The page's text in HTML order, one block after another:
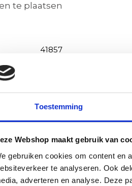
Toestemming
Webshop maakt gebruik van
gebruiken cookies om content en
te analyseren. Ook
adverteren en analyse. Deze
te plaatsen
41857
Anne
Het bestellen, betalen